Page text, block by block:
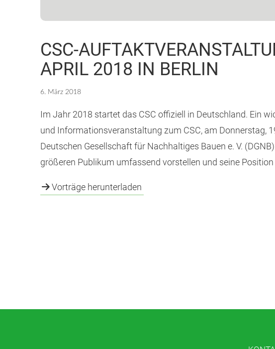
CSC-
APRIL 2018 IN BERLIN
6. März 2018
Im Jahr 2018 startet das CSC offiziell in Deutschland. Ein
und Informationsveranstaltung zum CSC, am Donnerstag,
Deutschen Gesellschaft für Nachhaltiges Bauen e. V.
größeren Publikum umfassend vorstellen und seine
Vorträge herunterladen